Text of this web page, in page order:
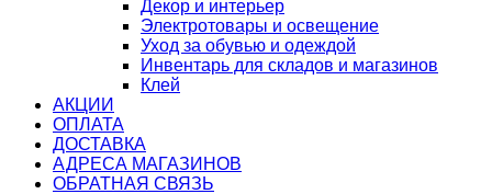
Декор и интерьер
Электротовары и освещение
Уход за обувью и одеждой
Инвентарь для складов и магазинов
Клей
АКЦИИ
ОПЛАТА
ДОСТАВКА
АДРЕСА МАГАЗИНОВ
ОБРАТНАЯ СВЯЗЬ